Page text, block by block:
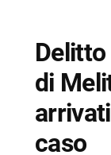
di
caso